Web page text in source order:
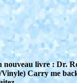
nouveau livre : Dr.
Carry me